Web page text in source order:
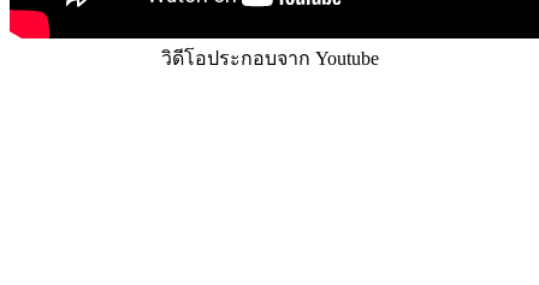
วิดีโอประกอบจาก Youtube